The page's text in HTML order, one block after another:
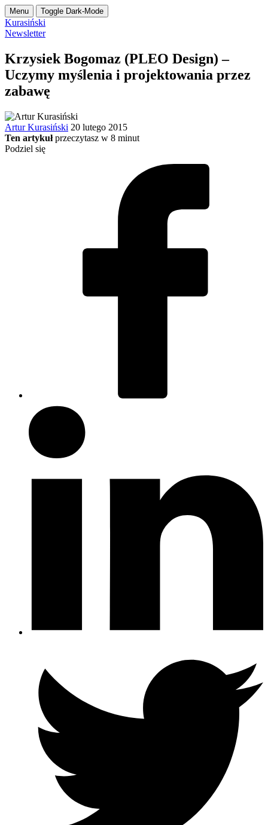
Menu Toggle Dark-Mode
Kurasiński
Newsletter
Krzysiek Bogomaz (PLEO Design) –
Uczymy myślenia i projektowania przez
zabawę
Artur Kurasiński 20 lutego 2015
Ten artykuł przeczytasz w 8 minut
Podziel się